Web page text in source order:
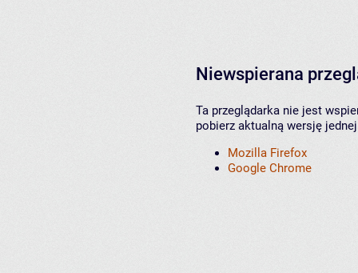
Niewspierana
Ta przeglądarka nie jest
pobierz aktualną wersję
Mozilla Firefox
Google Chrome